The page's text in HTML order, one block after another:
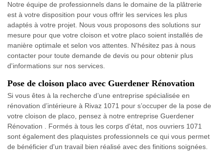
Notre équipe de professionnels dans le domaine de la plâtrerie
est à votre disposition pour vous offrir les services les plus
adaptés à votre projet. Nous vous proposons des solutions sur
mesure pour que votre cloison et votre placo soient installés de
manière optimale et selon vos attentes. N'hésitez pas à nous
contacter pour toute demande de devis ou pour obtenir plus
d'informations sur nos services.
Pose de cloison placo avec Guerdener Rénovation
Si vous êtes à la recherche d’une entreprise spécialisée en
rénovation d’intérieure à Rivaz 1071 pour s’occuper de la pose de
votre cloison de placo, pensez à notre entreprise Guerdener
Rénovation . Formés à tous les corps d'état, nos ouvriers 1071
sont également des plaquistes professionnels ce qui vous permet
de bénéficier d'un travail bien réalisé avec des finitions soignées.